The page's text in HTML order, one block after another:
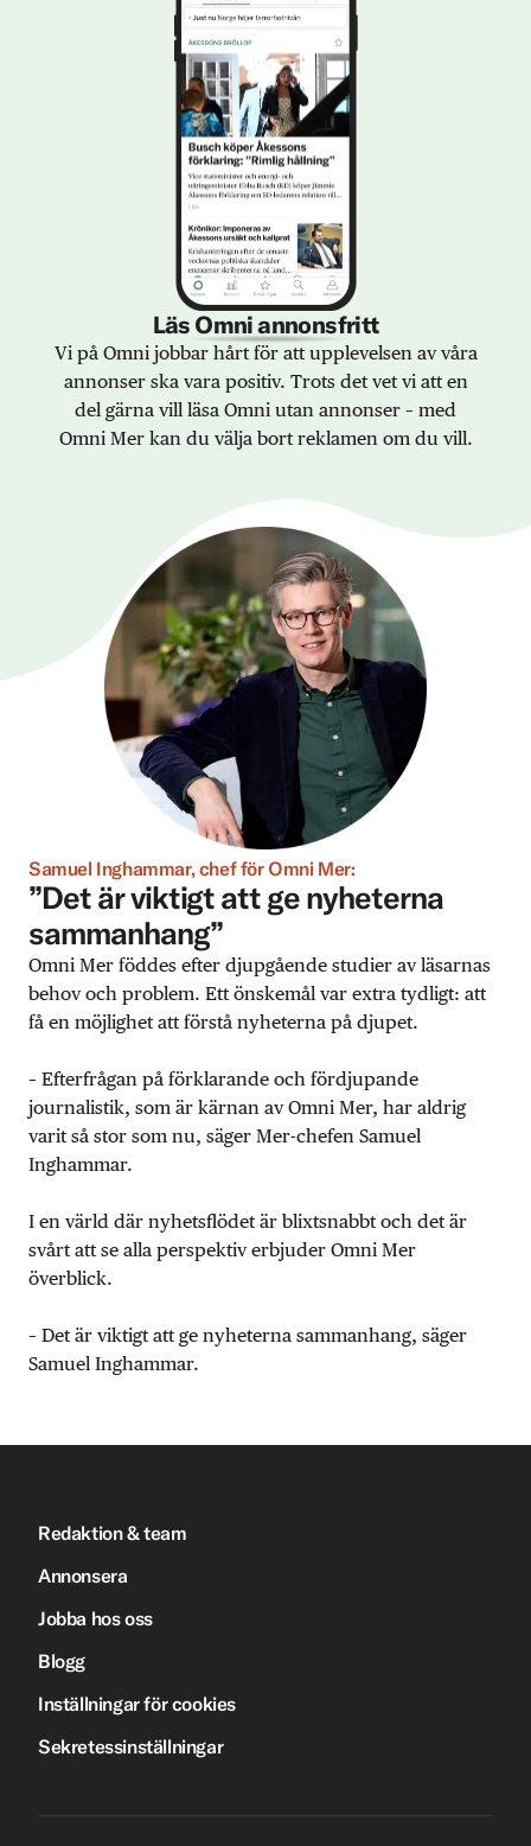
Läs Omni annonsfritt
Vi på Omni jobbar hårt för att upplevelsen av våra
annonser ska vara positiv. Trots det vet vi att en
del gärna vill läsa Omni utan annonser – med
Omni Mer kan du välja bort reklamen om du vill.
Samuel Inghammar, chef för Omni Mer:
”Det är viktigt att ge nyheterna
sammanhang”
Omni Mer föddes efter djupgående studier av läsarnas
behov och problem. Ett önskemål var extra tydligt: att
få en möjlighet att förstå nyheterna på djupet.
– Efterfrågan på förklarande och fördjupande
journalistik, som är kärnan av Omni Mer, har aldrig
varit så stor som nu, säger Mer-chefen Samuel
Inghammar.
I en värld där nyhetsflödet är blixtsnabbt och det är
svårt att se alla perspektiv erbjuder Omni Mer
överblick.
– Det är viktigt att ge nyheterna sammanhang, säger
Samuel Inghammar.
Redaktion & team
Annonsera
Jobba hos oss
Blogg
Inställningar för cookies
Sekretessinställningar